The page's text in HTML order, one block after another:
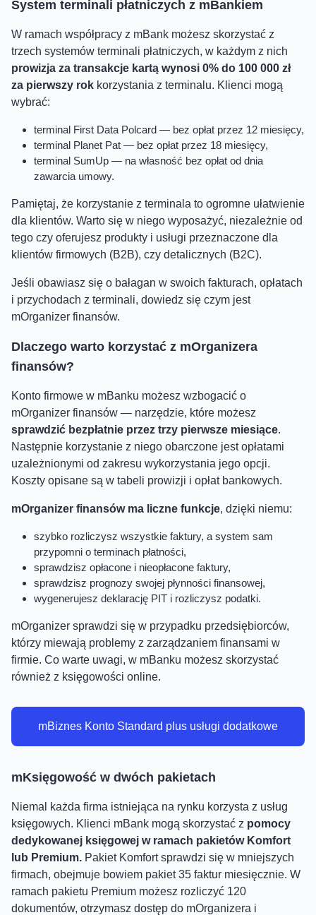
System terminali płatniczych z mBankiem
W ramach współpracy z mBank możesz skorzystać z
trzech systemów terminali płatniczych, w każdym z nich
prowizja za transakcje kartą wynosi 0% do 100 000 zł
za pierwszy rok korzystania z terminalu. Klienci mogą
wybrać:
terminal First Data Polcard — bez opłat przez 12 miesięcy,
terminal Planet Pat — bez opłat przez 18 miesięcy,
terminal SumUp — na własność bez opłat od dnia
zawarcia umowy.
Pamiętaj, że korzystanie z terminala to ogromne ułatwienie
dla klientów. Warto się w niego wyposażyć, niezależnie od
tego czy oferujesz produkty i usługi przeznaczone dla
klientów firmowych (B2B), czy detalicznych (B2C).
Jeśli obawiasz się o bałagan w swoich fakturach, opłatach
i przychodach z terminali, dowiedz się czym jest
mOrganizer finansów.
Dlaczego warto korzystać z mOrganizera
finansów?
Konto firmowe w mBanku możesz wzbogacić o
mOrganizer finansów — narzędzie, które możesz
sprawdzić bezpłatnie przez trzy pierwsze miesiące.
Następnie korzystanie z niego obarczone jest opłatami
uzależnionymi od zakresu wykorzystania jego opcji.
Koszty opisane są w tabeli prowizji i opłat bankowych.
mOrganizer finansów ma liczne funkcje, dzięki niemu:
szybko rozliczysz wszystkie faktury, a system sam
przypomni o terminach płatności,
sprawdzisz opłacone i nieopłacone faktury,
sprawdzisz prognozy swojej płynności finansowej,
wygenerujesz deklarację PIT i rozliczysz podatki.
mOrganizer sprawdzi się w przypadku przedsiębiorców,
którzy miewają problemy z zarządzaniem finansami w
firmie. Co warte uwagi, w mBanku możesz skorzystać
również z księgowości online.
mBiznes Konto Standard plus usługi dodatkowe
mKsięgowość w dwóch pakietach
Niemal każda firma istniejąca na rynku korzysta z usług
księgowych. Klienci mBank mogą skorzystać z pomocy
dedykowanej księgowej w ramach pakietów Komfort
lub Premium. Pakiet Komfort sprawdzi się w mniejszych
firmach, obejmuje bowiem pakiet 35 faktur miesięcznie. W
ramach pakietu Premium możesz rozliczyć 120
dokumentów, otrzymasz dostęp do mOrganizera i